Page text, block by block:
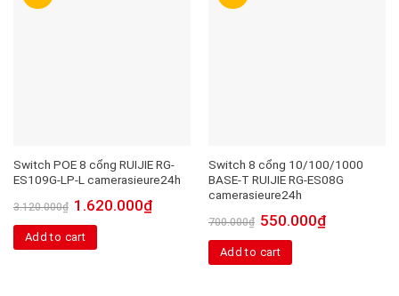
Switch POE 8 cổng RUIJIE RG-
ES109G-LP-L camerasieure24h
3.120.000₫ 1.620.000₫
Add to cart
Switch 8 cổng 10/100/1000
BASE-T RUIJIE RG-ES08G
camerasieure24h
700.000₫ 550.000₫
Add to cart